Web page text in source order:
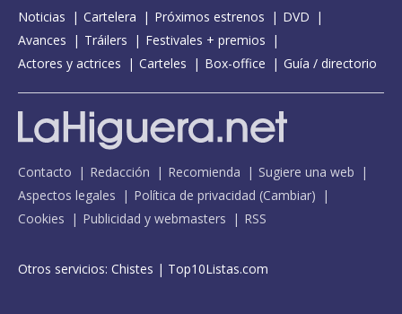
Noticias Cartelera Próximos estrenos
DVD
Avances
Tráilers
Festivales + premios
Actores y actrices
Carteles Box-office Guía / directorio
Contacto Redacción Recomienda
Sugiere una web
Aspectos legales
Política de privacidad (Cambiar)
Cookies
Publicidad y webmasters RSS
Otros servicios: Chistes | Top10Listas.com